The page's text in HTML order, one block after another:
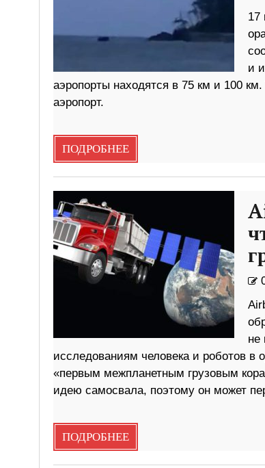
17
и
аэропорты находятся в 75 км и 100
аэропорт.
ПОДРОБНЕЕ
не
исследованиям человека и роботов в
«первым межпланетным грузовым
идею самосвала, поэтому он может
ПОДРОБНЕЕ